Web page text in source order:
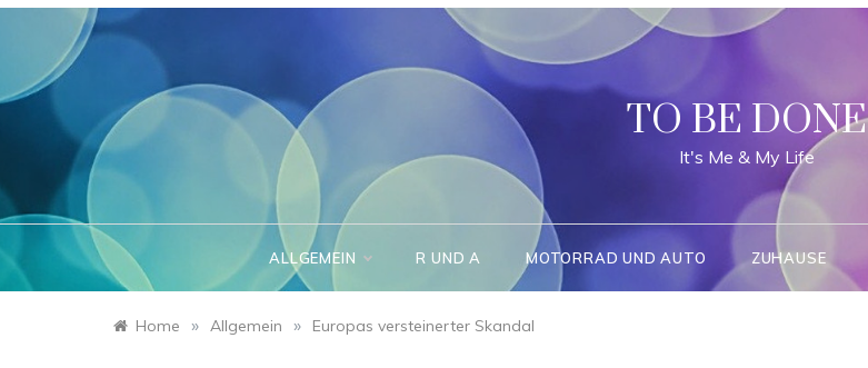
Skip
TO BE DONE
It's Me & My Life
ALLGEMEIN R UND A MOTORRAD UND AUTO ZUHAUSE
Home » Allgemein » Europas versteinerter Skandal